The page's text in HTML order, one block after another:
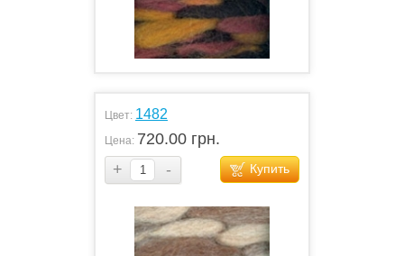
Цвет: 1482
Цена: 720.00 грн.
+
- Купить